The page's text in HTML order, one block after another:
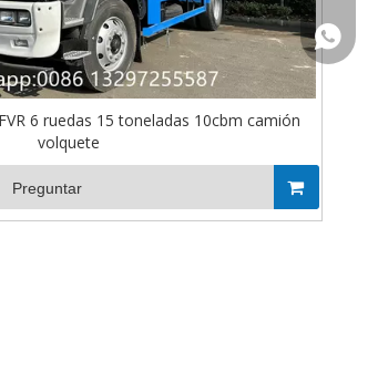
6 ruedas 15 toneladas 10cbm camión
volquete
Preguntar